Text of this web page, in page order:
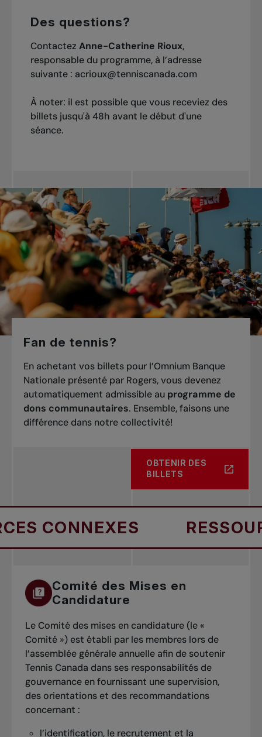
Des questions?
Contactez Anne-Catherine Rioux,
responsable du programme, à l’adresse
suivante : acrioux@tenniscanada.com
À noter: il est possible que vous receviez des
billets jusqu'à 48h avant le début d'une
séance.
Fan de tennis?
En achetant vos billets pour l’Omnium Banque
Nationale présenté par Rogers, vous devenez
automatiquement admissible au programme de
dons communautaires. Ensemble, faisons une
différence dans notre collectivité!
OBTENIR DES
BILLETS
À PROPOS DE FAN DE
CONNEXES
Comité des Mises en
Candidature
Le Comité des mises en candidature (le «
Comité ») est établi par les membres lors de
l’assemblée générale annuelle afin de soutenir
Tennis Canada dans ses responsabilités de
gouvernance en fournissant une supervision,
des orientations et des recommandations
concernant :
l’identification, le recrutement et la